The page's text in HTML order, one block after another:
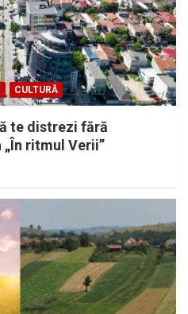
CULTURĂ
te distrezi fără
ritmul Verii”